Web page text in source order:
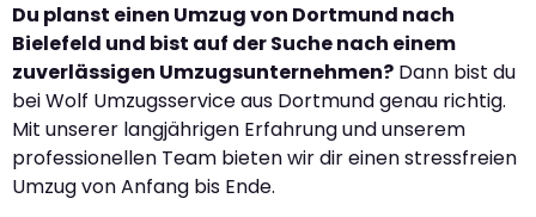
Du planst einen Umzug von Dortmund nach
Bielefeld und bist auf der Suche nach einem
zuverlässigen Umzugsunternehmen? Dann bist du
bei Wolf Umzugsservice aus Dortmund genau richtig.
Mit unserer langjährigen Erfahrung und unserem
professionellen Team bieten wir dir einen stressfreien
Umzug von Anfang bis Ende.